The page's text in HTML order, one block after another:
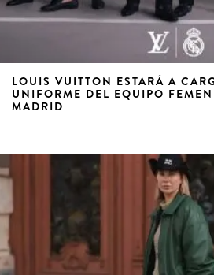
LOUIS VUITTON ESTARÁ A
UNIFORME DEL EQUIPO
MADRID